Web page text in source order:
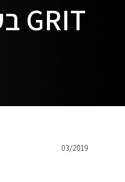
GRIT בעיצוב אבי פדידה
03/2019